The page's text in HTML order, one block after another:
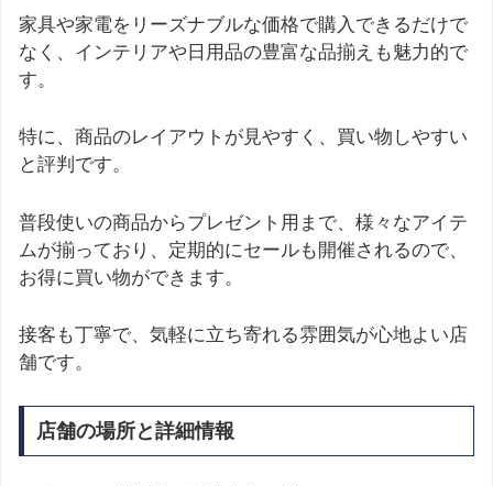
家具や家電をリーズナブルな価格で購入できるだけで
なく、インテリアや日用品の豊富な品揃えも魅力的で
す。
特に、商品のレイアウトが見やすく、買い物しやすい
と評判です。
普段使いの商品からプレゼント用まで、様々なアイテ
ムが揃っており、定期的にセールも開催されるので、
お得に買い物ができます。
接客も丁寧で、気軽に立ち寄れる雰囲気が心地よい店
舗です。
店舗の場所と詳細情報